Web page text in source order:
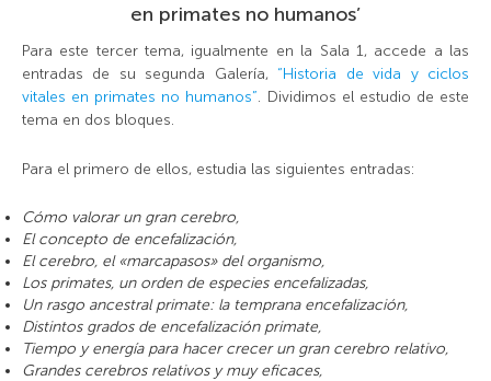
en primates no humanos’
Para este tercer tema, igualmente en la Sala 1, accede a las
entradas de su segunda Galería, “Historia de vida y ciclos
vitales en primates no humanos”. Dividimos el estudio de este
tema en dos bloques.
Para el primero de ellos, estudia las siguientes entradas:
Cómo valorar un gran cerebro,
El concepto de encefalización,
El cerebro, el «marcapasos» del organismo,
Los primates, un orden de especies encefalizadas,
Un rasgo ancestral primate: la temprana encefalización,
Distintos grados de encefalización primate,
Tiempo y energía para hacer crecer un gran cerebro relativo,
Grandes cerebros relativos y muy eficaces,